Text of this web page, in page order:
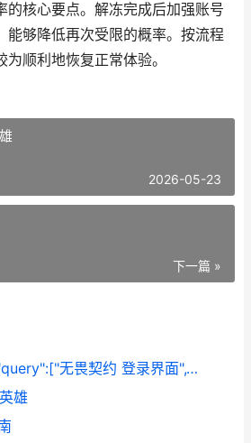
的核心要点。解冻完成后加强账号
能够降低再次受限的概率。按流程
顺利地恢复正常体验。
2026-05-23
下一篇 »
image_group{"query":["无畏契约 登录界面","无畏契约 账号封禁 提示","无畏契约 客服中心 页面&q
雄